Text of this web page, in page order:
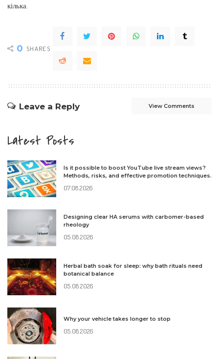
кілька.
0 SHARES
Leave a Reply View Comments
Latest Posts
Is it possible to boost YouTube live stream views?
Methods, risks, and effective promotion techniques.
07.08.2026
Designing clear HA serums with carbomer-based
rheology
05.08.2026
Herbal bath soak for sleep: why bath rituals need
botanical balance
05.08.2026
Why your vehicle takes longer to stop
05.08.2026